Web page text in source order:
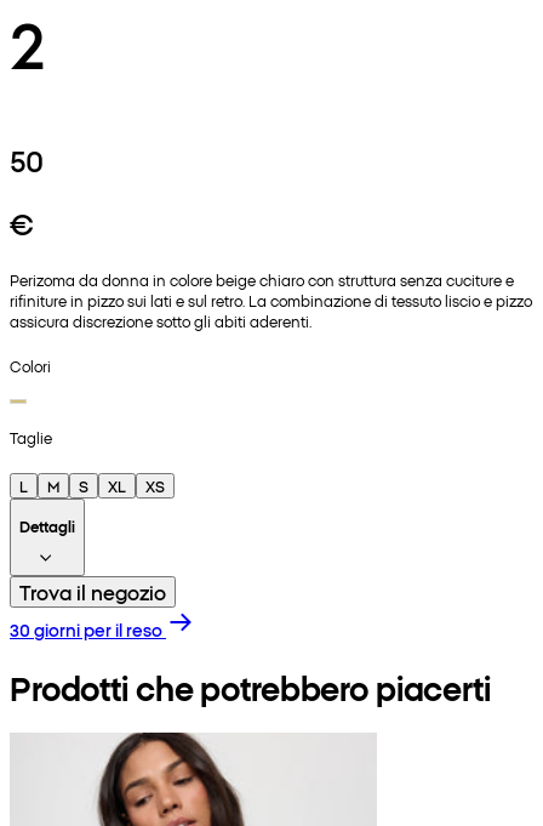
2
50
€
Perizoma da donna in colore beige chiaro con struttura senza cuciture e
rifiniture in pizzo sui lati e sul retro. La combinazione di tessuto liscio e pizzo
assicura discrezione sotto gli abiti aderenti.
Colori
Taglie
L M S XL
XS
Dettagli
Trova il negozio
30 giorni per il reso
Prodotti che potrebbero piacerti